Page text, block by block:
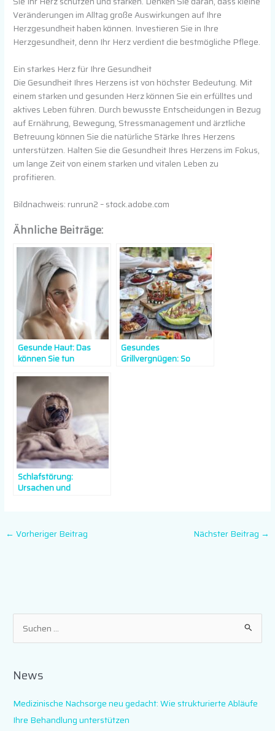
Veränderungen im Alltag große Auswirkungen auf Ihre
Herzgesundheit haben können. Investieren Sie in Ihre
Herzgesundheit, denn Ihr Herz verdient die bestmögliche Pflege.
Ein starkes Herz für Ihre Gesundheit
Die Gesundheit Ihres Herzens ist von höchster Bedeutung. Mit
einem starken und gesunden Herz können Sie ein erfülltes und
aktives Leben führen. Durch bewusste Entscheidungen in Bezug
auf Ernährung, Bewegung, Stressmanagement und ärztliche
Betreuung können Sie die natürliche Stärke Ihres Herzens
unterstützen. Halten Sie die Gesundheit Ihres Herzens im Fokus,
um lange Zeit von einem starken und vitalen Leben zu
profitieren.
Bildnachweis: runrun2– stock.adobe.com
Ähnliche Beiträge:
Gesunde Haut: Das
können Sie tun
Gesundes
Grillvergnügen: So
Schlafstörung:
Ursachen und
← Vorheriger Beitrag Nächster Beitrag →
u
h
News
Medizinische Nachsorge neu gedacht: Wie strukturierte Abläufe
Ihre Behandlung unterstützen